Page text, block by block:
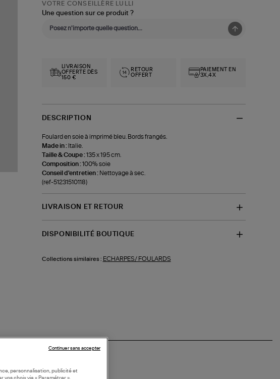
VOTRE CONSEILLÈRE LULLI
Une question sur ce produit ?
LIVRAISON
OFFERTE DÈS
150 €
RETOUR
OFFERT
PAIEMENT EN
3X,4X
DESCRIPTION
Foulard en soie à imprimé bleu. Bords frangés.
Made in : Italie.
Taille & Coupe :135 x 195 cm.
Composition :100% soie
Conseil d'entretien : Nettoyage à sec.
(ref-51231510118)
LIVRAISON ET RETOUR
DISPONIBILITÉ BOUTIQUE
Collections similaires : ECHARPES/ FOULARDS
personnalisation, publicité et
choix via « Paramétrer »,
Continuer sans accepter